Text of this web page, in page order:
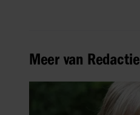
Meer van Redactie